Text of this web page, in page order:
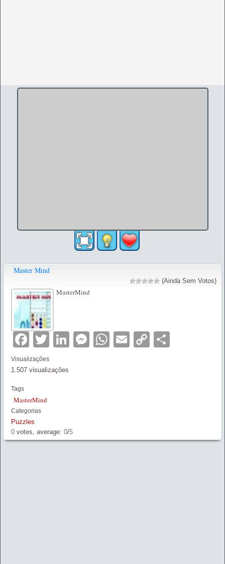
Master Mind
(Ainda Sem Votos)
MasterMind
Facebook
Twitter
LinkedIn
Messenger
WhatsApp
Email
Copy
Visualizações
1.507 visualizações
Tags
MasterMind
Categorias
Puzzles
0 votes, average: 0/5